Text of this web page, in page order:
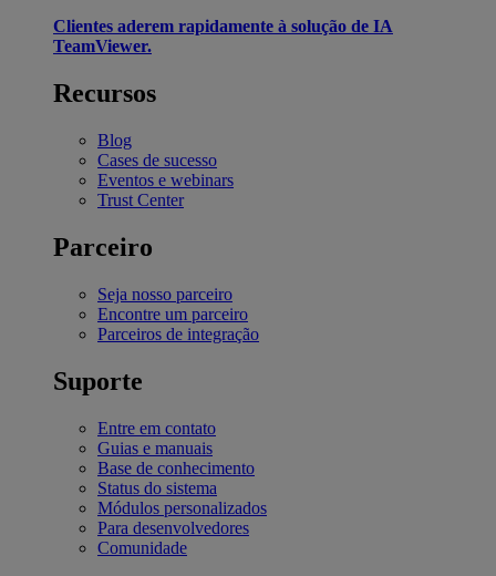
Clientes aderem rapidamente à solução de IA
TeamViewer.
Recursos
Blog
Cases de sucesso
Eventos e webinars
Trust Center
Parceiro
Seja nosso parceiro
Encontre um parceiro
Parceiros de integração
Suporte
Entre em contato
Guias e manuais
Base de conhecimento
Status do sistema
Módulos personalizados
Para desenvolvedores
Comunidade